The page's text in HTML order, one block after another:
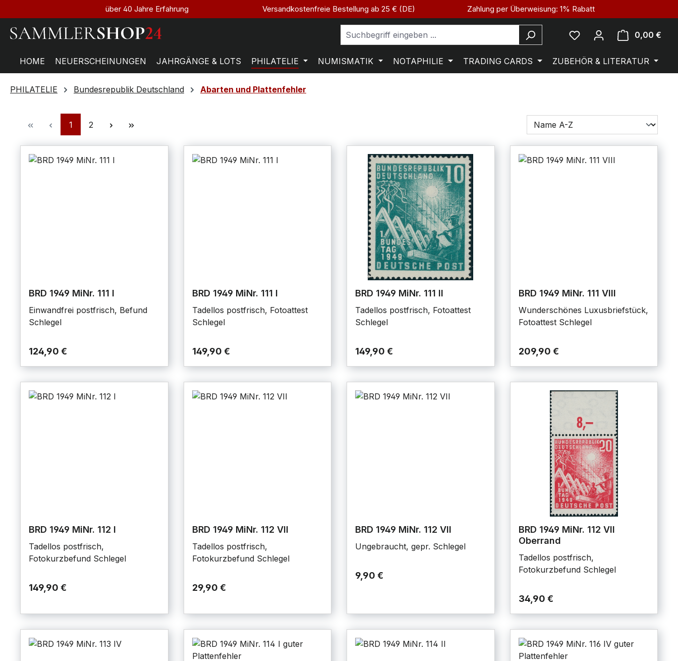
über 40 Jahre Erfahrung Versandkostenfreie Bestellung ab 25 € (DE) Zahlung per Überweisung: 1% Rabatt
0,00 €
HOME NEUERSCHEINUNGEN JAHRGÄNGE & LOTS PHILATELIE NUMISMATIK NOTAPHILIE TRADING CARDS ZUBEHÖR & LITERATUR
PHILATELIE Bundesrepublik Deutschland Abarten und Plattenfehler
1 2
BRD 1949 MiNr. 111 I
Einwandfrei postfrisch, Befund
Schlegel
124,90 €
BRD 1949 MiNr. 111 I
Tadellos postfrisch, Fotoattest
Schlegel
149,90 €
BRD 1949 MiNr. 111 II
Tadellos postfrisch, Fotoattest
Schlegel
149,90 €
BRD 1949 MiNr. 111 VIII
Wunderschönes Luxusbriefstück,
Fotoattest Schlegel
209,90 €
BRD 1949 MiNr. 112 I
Tadellos postfrisch,
Fotokurzbefund Schlegel
149,90 €
BRD 1949 MiNr. 112 VII
Tadellos postfrisch,
Fotokurzbefund Schlegel
29,90 €
BRD 1949 MiNr. 112 VII
Ungebraucht, gepr. Schlegel
9,90 €
BRD 1949 MiNr. 112 VII
Oberrand
Tadellos postfrisch,
Fotokurzbefund Schlegel
34,90 €